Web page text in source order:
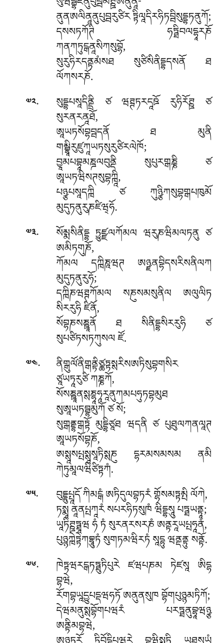
ནུནཨལིནཱནུཔུབྦརུཙིར ཏྟིལཱདིརཧིཏབྦིསུདྡྷཏནུཀོ;
དསསཏཀོཊི ཧཏྠིབལདྷཱརཎོ
ཀནཀཏུངྒནཱསིཀསུབྷོ,
སུརུཧིརདནྟམཾསཐ སུཙིསིནིདྡྷདསནོ ཐ
ལོཀསརཎོ.
༧༢. སུདྡྷཔསཱདིནྡྲི ཙ ཝཊྚཏརདཱཋོ རུཧིརོཊྛ ཙ
སུརནརནཱཐོ,
ཨཱཡཏསོབྷབྦདནོ ཐ མུནི
གམྦྷཱིརུཛུཀཱཡཏསུརུཙིརལེཁོ;
བྱཱམཔབྷཱམཎྜལབུནྡི སུཔུརགྒཎྞི ཙ
ཨཱཡཏཝིསཊསུབྷཀྑཱི,
པཉྩཔསཱདཀྑི ཙ ཀུཉྩིཀསུབྷགྒཔཁུམོ
མུདུཏནུརུཎཛིཝ྄ཧོ.
༧༣. སོམྨསིནིདྡྷ ཏྱུཛྫལཀོམལ ཝརུཎཝིམལཏནུ ཙ
ཨམིཏགུཎོ,
ཀོམལ དཀྑིཎཱཝཊ ཨཉྫནབྷིདསརིསནིལཀ
མུདུཏནུརུཧོ;
དཀྑིཎཝཊྚཀོམལ སཎུསམསུནིལ ཨལུལིཏ
སིརརུཧི ཛིནོ,
སོབྷཎསཎྛཱནོ ཐ སིནིདྡྷསིརརུཧི ཙ
སུཔཙིཏསཏཀུསལ ཛོ.
༧༤. ནིགྒུལོ༹ནིགྒནྟིཙྪཏྟསྶརིསཨཏིསུབྷགསིར
ཙཱཡཏཱརུཙི ཀཎྞཀོ,
སོསཎྛཱནསྶཎྷཱཧཱརཱནུཀམཔཧུཏབྷམུཐ
སུཨཱཡཏབྦྷམུཀོ ཙ སོ;
སུགྒནྡྷགྒཏྟོ མུདྡྷིཙཱཐ ཝདནི ཙ པུཐུལཀནལཱཊ
ཨཱཡཏསོབྷཎོ,
ཨསྶཱསཔྤསྶཱསཱཏིསྶཎུ དྷརམསམསམ ནམི
ཀེཏུམཱལཝིཙིཏྟཀཾ.
༧༥. བུདྡྷུཔྤཱདོ ཀིམངྒཾ ཨཏིདུལབྷཏརཾ གྷོསམཏྟམྤི ལོཀེ,
ཏསྨཱ ནཱནཔྤཀཱརཾ སཔརཧིཏསུཁཾ ཝིདྡྷསཱུ པཏྠཡནྟཱ;
ཡཱཏིཊྛཏྠཱཝ ཧཾ ཏཾ སུརནརསརཎཾ ཨནྟརཱཡཔྤཧཱནཾ,
པུཉྙཀྑེཏྟེཀབྷཱུཏཾ སུགཏམཝིརཏཾ སཱདྷུ ཝནྡནྟུ སནྟོ.
༧༦. ཁེཏྟཝརངྒཏཏྠུཏིཔུརེ ཛཝཔཎམ ཏེཛསཱ ཨིདྷ
བྷཝེ,
རོགབྷཡཱདྱུཔདྡཝཧཏོ ཨནུནསུཁ བྷོགཔུཉྙམཏིཀོ;
དེཝམནུསྶབྷོགཔཝརཾ པརཏྠནུབྷཱཝཉྩ
ཨནྟིམབྷཝེ,